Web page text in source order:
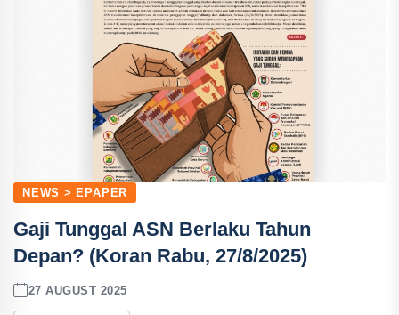
NEWS > EPAPER
Gaji Tunggal ASN Berlaku Tahun
Depan? (Koran Rabu, 27/8/2025)
27 AUGUST 2025